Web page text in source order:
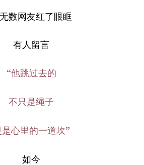
数网友红了眼眶
有人留言
“他跳过去的
不只是绳子
是心里的一道坎”
如今